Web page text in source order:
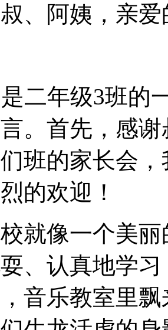
、阿姨，亲
二年级3班的
。首先，感
班的家长会
的欢迎！
就像一个美
、认真地学
音乐教室里